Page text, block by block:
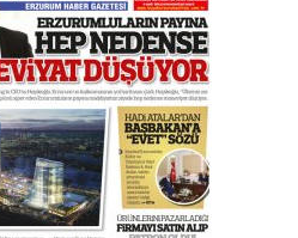
BİR ÖMÜR
“NEDEN
YAZICI
bir Alperen…
Hakka yürüdü.!